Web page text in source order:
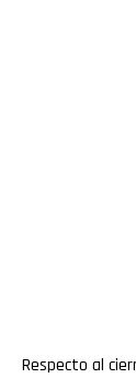
Respecto al